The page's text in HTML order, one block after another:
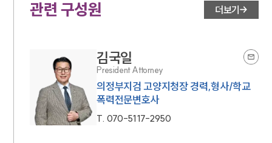
관련 구성원 더보기
김국일
President Attorney
의정부지검 고양지청장 경력,형사/학교
폭력전문변호사
T. 070-5117-2950